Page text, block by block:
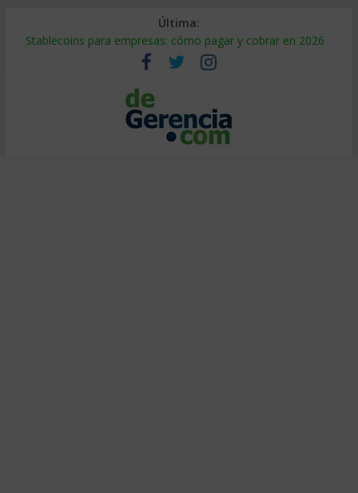
Última:
Stablecoins para empresas: cómo pagar y cobrar en 2026
Despido silencioso: qué es y por qué sale tan caro
IA en selección de personal: cómo auditarla a tiempo
Trabajo forzoso en la cadena de suministro: qué hacer
Mercado hispano de EE. UU.: cómo segmentarlo y venderle